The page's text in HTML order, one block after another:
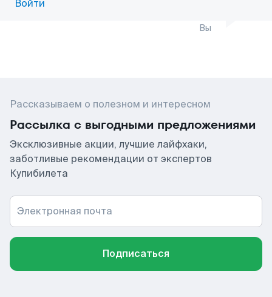
Войти
Вы
Рассказываем о полезном и интересном
Рассылка с выгодными предложениями
Эксклюзивные акции, лучшие лайфхаки,
заботливые рекомендации от экспертов
Купибилета
Электронная почта
Подписаться